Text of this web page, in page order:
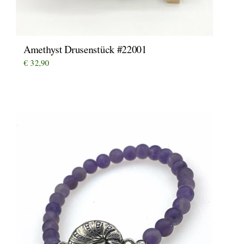
Amethyst Drusenstück #22001
€ 32,90